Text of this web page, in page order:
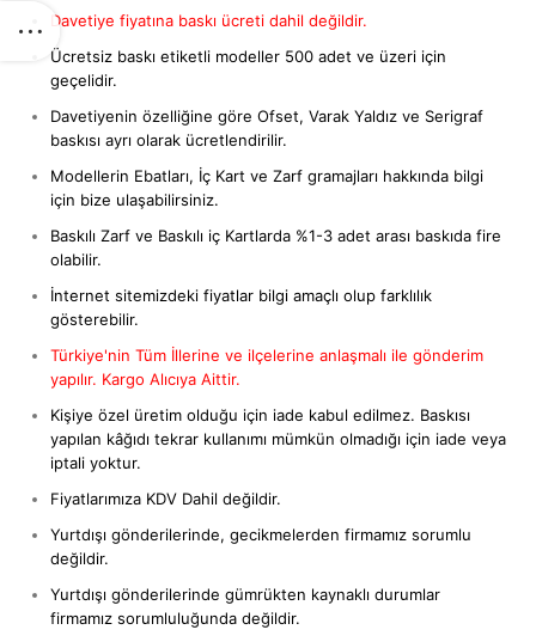
Davetiye fiyatına baskı ücreti dahil değildir.
Ücretsiz baskı etiketli modeller 500 adet ve üzeri için
geçelidir.
Davetiyenin özelliğine göre Ofset, Varak Yaldız ve Serigraf
baskısı ayrı olarak ücretlendirilir.
Modellerin Ebatları, İç Kart ve Zarf gramajları hakkında bilgi
için bize ulaşabilirsiniz.
Baskılı Zarf ve Baskılı iç Kartlarda %1-3 adet arası baskıda fire
olabilir.
İnternet sitemizdeki fiyatlar bilgi amaçlı olup farklılık
gösterebilir.
Türkiye'nin Tüm İllerine ve ilçelerine anlaşmalı ile gönderim
yapılır. Kargo Alıcıya Aittir.
Kişiye özel üretim olduğu için iade kabul edilmez. Baskısı
yapılan kâğıdı tekrar kullanımı mümkün olmadığı için iade veya
iptali yoktur.
Fiyatlarımıza KDV Dahil değildir.
Yurtdışı gönderilerinde, gecikmelerden firmamız sorumlu
değildir.
Yurtdışı gönderilerinde gümrükten kaynaklı durumlar
firmamız sorumluluğunda değildir.